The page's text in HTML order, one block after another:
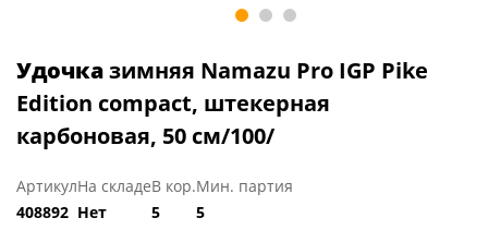
Удочказимняя Namazu Pro IGP Pike
Edition compact, штекерная
карбоновая, 50 см/100/
Артикул
408892
На складе
Нет
В кор.
5
Мин. партия
5